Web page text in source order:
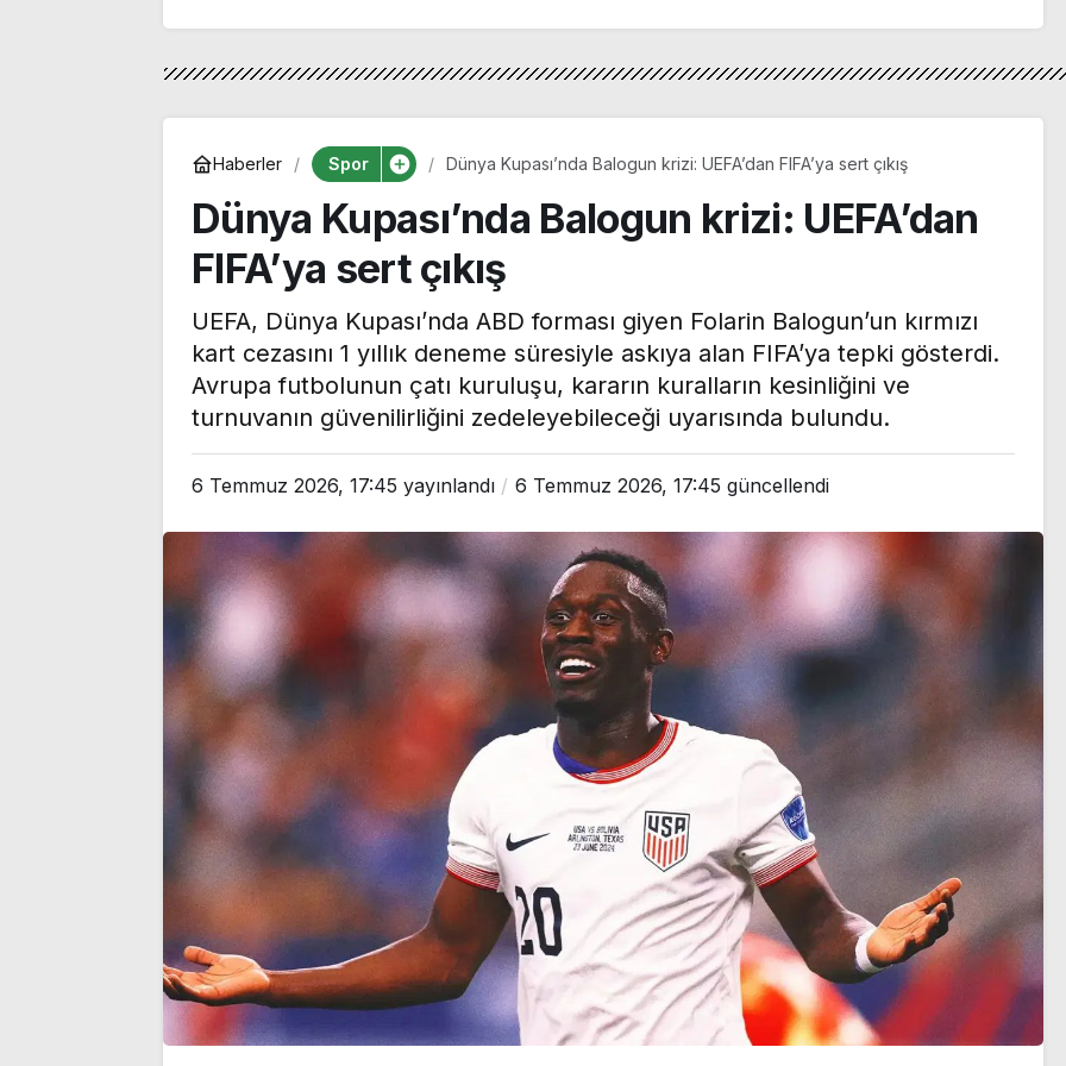
Haberler Spor Dünya Kupası’nda Balogun krizi: UEFA’dan FIFA’ya sert çıkış
Dünya Kupası’nda Balogun krizi: UEFA’dan
FIFA’ya sert çıkış
UEFA, Dünya Kupası’nda ABD forması giyen Folarin Balogun’un kırmızı
kart cezasını 1 yıllık deneme süresiyle askıya alan FIFA’ya tepki gösterdi.
Avrupa futbolunun çatı kuruluşu, kararın kuralların kesinliğini ve
turnuvanın güvenilirliğini zedeleyebileceği uyarısında bulundu.
6 Temmuz 2026, 17:45 yayınlandı 6 Temmuz 2026, 17:45 güncellendi